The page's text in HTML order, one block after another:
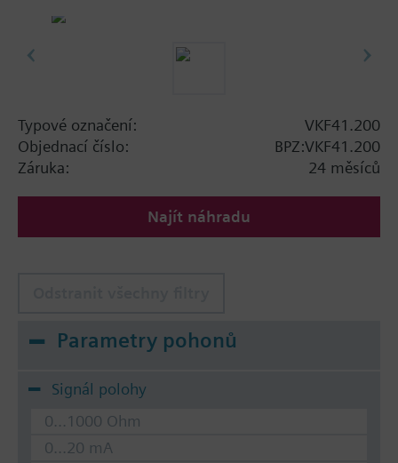
SAL..T10, SAL..T40 vyžadují montážní sadu ASK33N
Typové označení:
VKF41.200
Objednací číslo:
BPZ:VKF41.200
Záruka:
24 měsíců
Najít náhradu
Parametry pohonů
Signál polohy
0...1000 Ohm
0...20 mA